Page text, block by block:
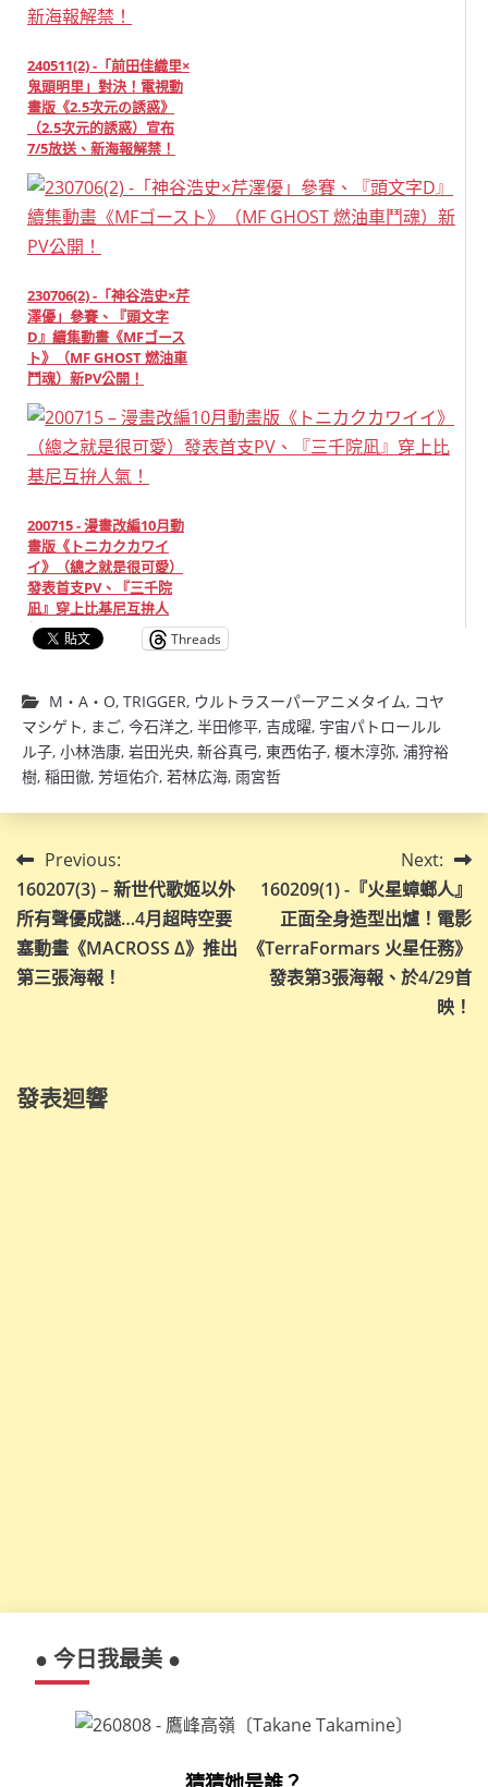
240511(2) -「前田佳織里×
鬼頭明里」對決！電視動
畫版《2.5次元の誘惑》
（2.5次元的誘惑）宣布
7/5放送、新海報解禁！
230706(2) -「神谷浩史×芹
澤優」參賽、『頭文字
D』續集動畫《MFゴース
ト》（MF GHOST 燃油車
鬥魂）新PV公開！
200715 - 漫畫改編10月動
畫版《トニカクカワイ
イ》（總之就是很可愛）
發表首支PV、『三千院
凪』穿上比基尼互拚人
氣！
Threads
M・A・O, TRIGGER, ウルトラスーパーアニメタイム, コヤ
マシゲト, まご, 今石洋之, 半田修平, 吉成曜, 宇宙パトロールル
ル子, 小林浩康, 岩田光央, 新谷真弓, 東西佑子, 榎木淳弥, 浦狩裕
樹, 稲田徹, 芳垣佑介, 若林広海, 雨宮哲
文
章
導
覽
Previous:
160207(3) – 新世代歌姬以外
所有聲優成謎…4月超時空要
塞動畫《MACROSS Δ》推出
第三張海報！
Next:
160209(1) -『火星蟑螂人』
正面全身造型出爐！電影
《TerraFormars 火星任務》
發表第3張海報、於4/29首
映！
發表迴響
● 今日我最美 ●